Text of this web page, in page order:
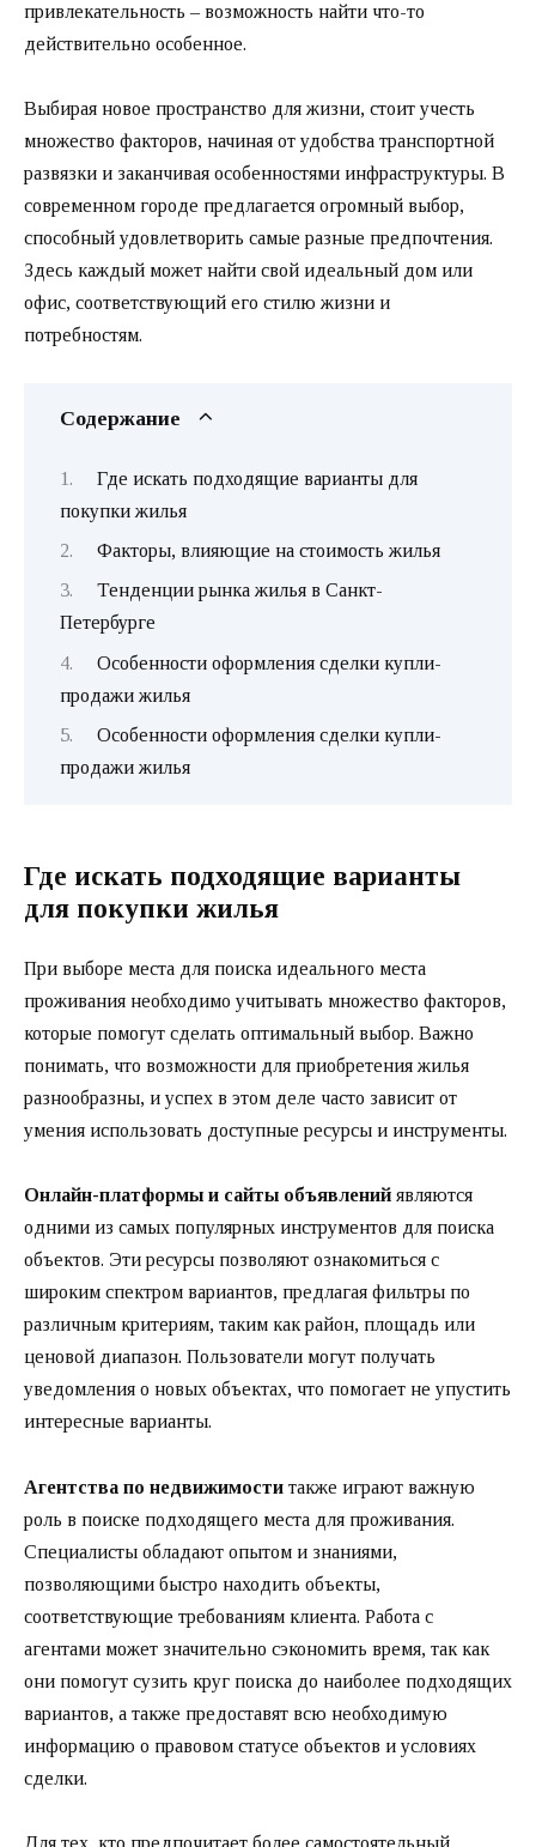
привлекательность – возможность найти что-то
действительно особенное.
Выбирая новое пространство для жизни, стоит учесть
множество факторов, начиная от удобства транспортной
развязки и заканчивая особенностями инфраструктуры. В
современном городе предлагается огромный выбор,
способный удовлетворить самые разные предпочтения.
Здесь каждый может найти свой идеальный дом или
офис, соответствующий его стилю жизни и
потребностям.
Содержание
Где искать подходящие варианты для
покупки жилья
Факторы, влияющие на стоимость жилья
Тенденции рынка жилья в Санкт-
Петербурге
Особенности оформления сделки купли-
продажи жилья
Особенности оформления сделки купли-
продажи жилья
Где искать подходящие варианты
для покупки жилья
При выборе места для поиска идеального места
проживания необходимо учитывать множество факторов,
которые помогут сделать оптимальный выбор. Важно
понимать, что возможности для приобретения жилья
разнообразны, и успех в этом деле часто зависит от
умения использовать доступные ресурсы и инструменты.
Онлайн-платформы и сайты объявлений являются
одними из самых популярных инструментов для поиска
объектов. Эти ресурсы позволяют ознакомиться с
широким спектром вариантов, предлагая фильтры по
различным критериям, таким как район, площадь или
ценовой диапазон. Пользователи могут получать
уведомления о новых объектах, что помогает не упустить
интересные варианты.
Агентства по недвижимости также играют важную
роль в поиске подходящего места для проживания.
Специалисты обладают опытом и знаниями,
позволяющими быстро находить объекты,
соответствующие требованиям клиента. Работа с
агентами может значительно сэкономить время, так как
они помогут сузить круг поиска до наиболее подходящих
вариантов, а также предоставят всю необходимую
информацию о правовом статусе объектов и условиях
сделки.
Для тех, кто предпочитает более самостоятельный